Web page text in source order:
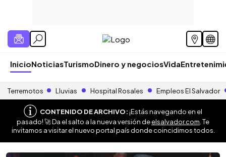
InicioNoticiasTurismoDinero y negociosVida
Terremotos Lluvias Hospital Rosales Empleos El Salvador
CONTENIDO DE ARCHIVO:¡Estás navegando en el
pasado! 🚀 Da el salto a la nueva versión deelsalvador.com . Te
invitamos a visitar el nuevo portal país donde coincidimos todos.